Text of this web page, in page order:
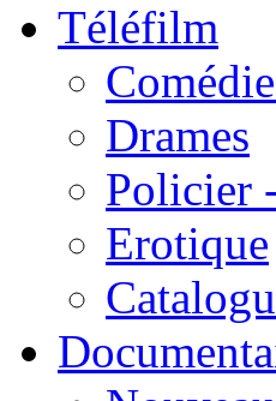
Téléfilm
Drames
Policier
Erotique